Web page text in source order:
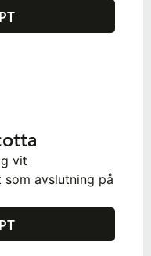
vit
avslutning på